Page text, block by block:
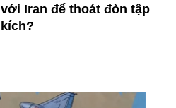
với Iran để thoát đòn tập
kích?